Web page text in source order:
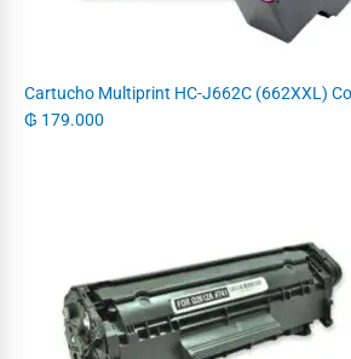
Cartucho Multiprint HC-J662C (662XXL)
₲ 179.000